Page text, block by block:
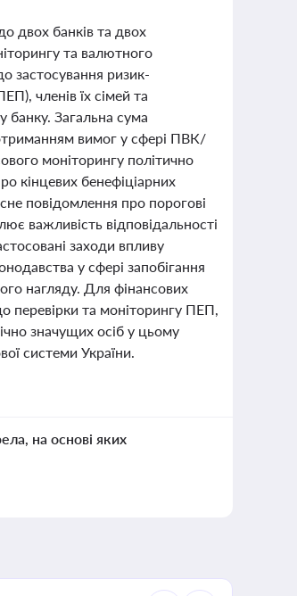
двох банків та двох
та валютного
застосування ризик-
членів їх сімей та
банку. Загальна сума
вимог у сфері ПВК/
моніторингу політично
кінцевих бенефіціарних
повідомлення про порогові
важливість відповідальності
заходи впливу
у сфері запобігання
нагляду. Для фінансових
перевірки та моніторингу ПЕП,
значущих осіб у цьому
системи України.
на основі яких